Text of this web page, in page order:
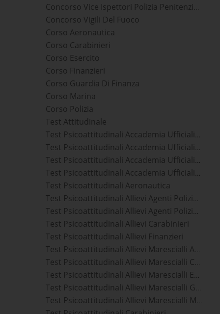
Concorso Vice Ispettori Polizia Penitenziaria
Concorso Vigili Del Fuoco
Corso Aeronautica
Corso Carabinieri
Corso Esercito
Corso Finanzieri
Corso Guardia Di Finanza
Corso Marina
Corso Polizia
Test Attitudinale
Test Psicoattitudinali Accademia Ufficiali Aeronautica Militare
Test Psicoattitudinali Accademia Ufficiali Carabinieri
Test Psicoattitudinali Accademia Ufficiali Guardia Di Finanza
Test Psicoattitudinali Accademia Ufficiali Marina Militare
Test Psicoattitudinali Aeronautica
Test Psicoattitudinali Allievi Agenti Polizia Di Stato
Test Psicoattitudinali Allievi Agenti Polizia Penitenziaria
Test Psicoattitudinali Allievi Carabinieri
Test Psicoattitudinali Allievi Finanzieri
Test Psicoattitudinali Allievi Marescialli Aeronautica Militare
Test Psicoattitudinali Allievi Marescialli Carabinieri
Test Psicoattitudinali Allievi Marescialli Esercito
Test Psicoattitudinali Allievi Marescialli Guardia Di Finanza
Test Psicoattitudinali Allievi Marescialli Marina Militare